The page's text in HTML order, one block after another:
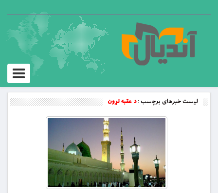
Toggle
لیست خبرهای برچسب :د عقبه تړون